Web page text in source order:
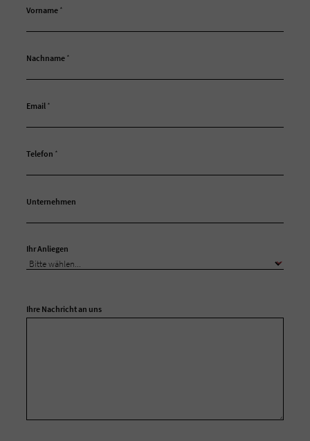
Vorname *
Nachname *
Email *
Telefon *
Unternehmen
Ihr Anliegen
Ihre Nachricht an uns